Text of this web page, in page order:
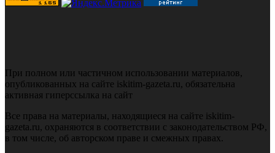
При полном или частичном использовании материалов,
опубликованных на сайте iskitim-gazeta.ru, обязательна
активная гиперссылка на сайт
Все права на материалы, находящиеся на сайте iskitim-
gazeta.ru, охраняются в соответствии с законодательством РФ,
в том числе, об авторском праве и смежных правах.